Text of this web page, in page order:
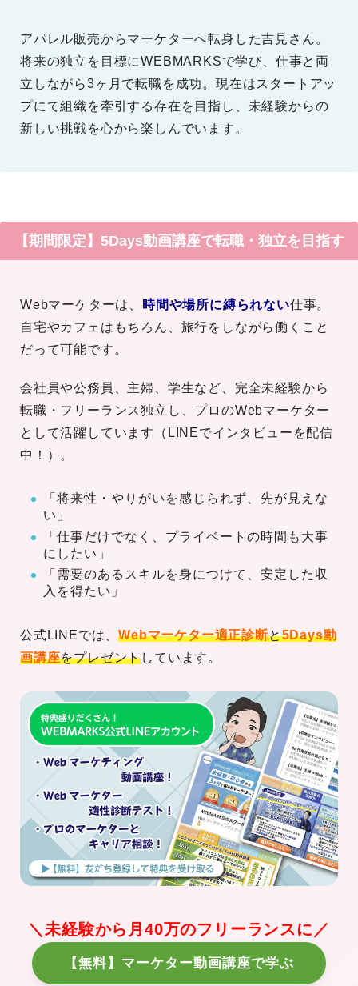
アパレル販売からマーケターへ転身した吉見さん。
将来の独立を目標にWEBMARKSで学び、仕事と両
立しながら3ヶ月で転職を成功。現在はスタートアッ
プにて組織を牽引する存在を目指し、未経験からの
新しい挑戦を心から楽しんでいます。
【期間限定】5Days動画講座で転職・独立を目指す
Webマーケターは、 時間や場所に縛られない仕事。
自宅やカフェはもちろん、旅行をしながら働くこと
だって可能です。
会社員や公務員、主婦、学生など、完全未経験から
転職・フリーランス独立し、プロのWebマーケター
として活躍しています（LINEでインタビューを配信
中！）。
「将来性・やりがいを感じられず、先が見えな
い」
「仕事だけでなく、プライベートの時間も大事
にしたい」
「需要のあるスキルを身につけて、安定した収
入を得たい」
公式LINEでは、Webマーケター適正診断と5Days動
画講座をプレゼントしています。
＼未経験から月40万のフリーランスに／
【無料】マーケター動画講座で学ぶ